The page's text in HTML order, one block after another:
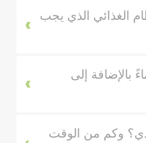
الغذائي الذي يجب
إلى
وكم من الوقت